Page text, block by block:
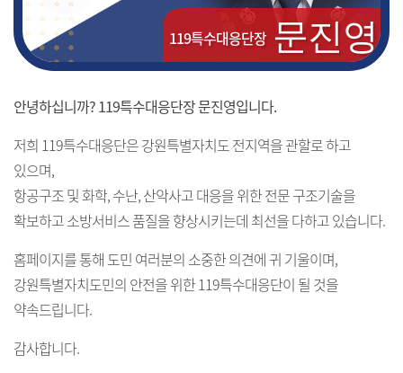
119특수대응단장 문진영
안녕하십니까? 119특수대응단장 문진영입니다.
저희 119특수대응단은 강원특별자치도 전지역을 관할로 하고
있으며,
항공구조 및 화학, 수난, 산악사고 대응을 위한 전문 구조기술을
확보하고 소방서비스 품질을 향상시키는데 최선을 다하고 있습니다.
홈페이지를 통해 도민 여러분의 소중한 의견에 귀 기울이며,
강원특별자치도민의 안전을 위한 119특수대응단이 될 것을
약속드립니다.
감사합니다.